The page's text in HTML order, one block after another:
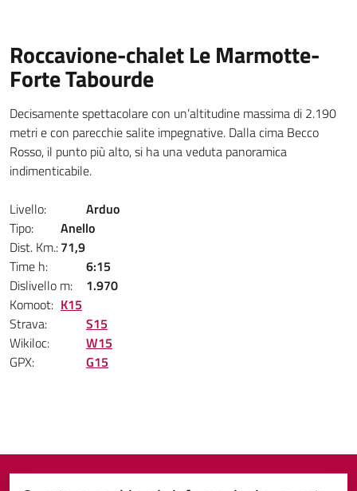
Roccavione-chalet Le Marmotte-
Forte Tabourde
Decisamente spettacolare con un’altitudine massima di 2.190
metri e con parecchie salite impegnative. Dalla cima Becco
Rosso, il punto più alto, si ha una veduta panoramica
indimenticabile.
Livello:
Arduo
Tipo:
Anello
Dist. Km.:71,9
Time h:
6:15
Dislivello m:
1.970
Komoot: K15
Strava:
S15
Wikiloc:
W15
GPX:
G15